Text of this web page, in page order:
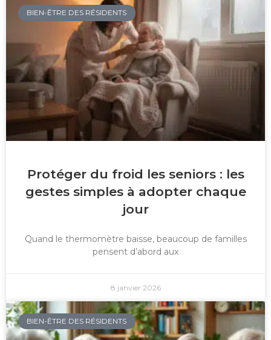
BIEN-ÊTRE DES RÉSIDENTS
Protéger du froid les seniors : les
gestes simples à adopter chaque
jour
Quand le thermomètre baisse, beaucoup de familles
pensent d’abord aux
8 janvier 2026
BIEN-ÊTRE DES RÉSIDENTS